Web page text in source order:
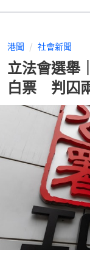
港聞 社會新聞
立法會選舉
白票 判囚